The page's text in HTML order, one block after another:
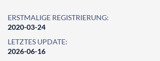
ERSTMALIGE REGISTRIERUNG:
2020-03-24
LETZTES UPDATE:
2026-06-16